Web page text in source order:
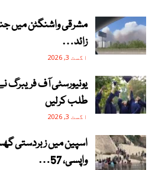
زائد…
اگست 3, 2026
طلب کرلیں
اگست 3, 2026
اسپین میں زبردستی
واپسی، 57…